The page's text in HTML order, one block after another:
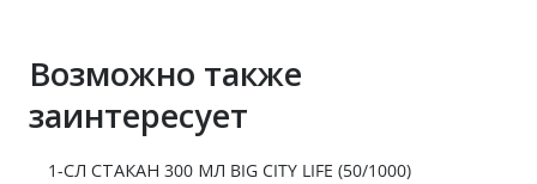
Возможно также
заинтересует
1-СЛ СТАКАН 300 МЛ BIG CITY LIFE (50/1000)